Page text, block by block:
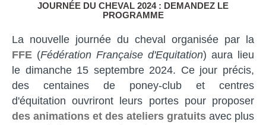
JOURNÉE DU CHEVAL 2024 : DEMANDEZ LE
PROGRAMME
La nouvelle journée du cheval organisée par la
FFE (Fédération Française d'Equitation) aura lieu
le dimanche 15 septembre 2024. Ce jour précis,
des centaines de poney-club et centres
d'équitation ouvriront leurs portes pour proposer
des animations et des ateliers gratuits avec plus